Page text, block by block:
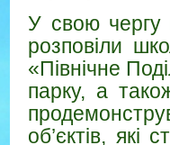
У свою чергу
розповіли
«Північне
парку, а
об’єктів, які